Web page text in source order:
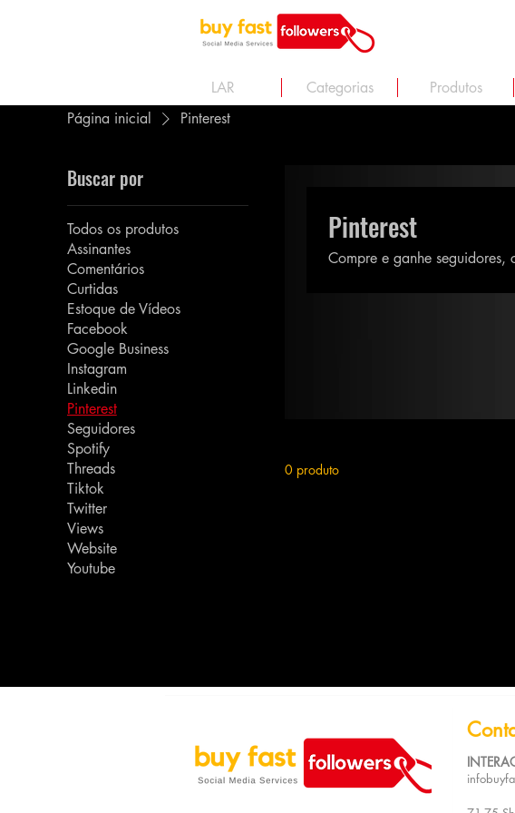
LAR Categorias Produtos
Página inicial
Pinterest
Buscar por
Todos os produtos
Assinantes
Comentários
Curtidas
Estoque de Vídeos
Facebook
Google Business
Instagram
Linkedin
Pinterest
Seguidores
Spotify
Threads
Tiktok
Twitter
Views
Website
Youtube
Pinterest
Compre e ganhe seguidores,
0 produto